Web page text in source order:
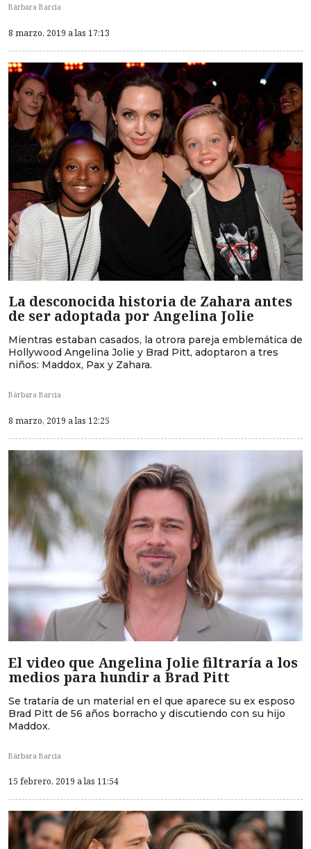
Bárbara Barcia
8 marzo, 2019 a las 17:13
La desconocida historia de Zahara antes
de ser adoptada por Angelina Jolie
Mientras estaban casados, la otrora pareja emblemática de
Hollywood Angelina Jolie y Brad Pitt, adoptaron a tres
niños: Maddox, Pax y Zahara.
Bárbara Barcia
8 marzo, 2019 a las 12:25
El video que Angelina Jolie filtraría a los
medios para hundir a Brad Pitt
Se trataría de un material en el que aparece su ex esposo
Brad Pitt de 56 años borracho y discutiendo con su hijo
Maddox.
Bárbara Barcia
15 febrero, 2019 a las 11:54